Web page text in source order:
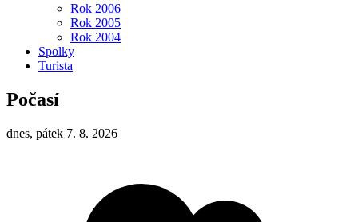
Rok 2006
Rok 2005
Rok 2004
Spolky
Turista
Počasí
dnes, pátek 7. 8. 2026